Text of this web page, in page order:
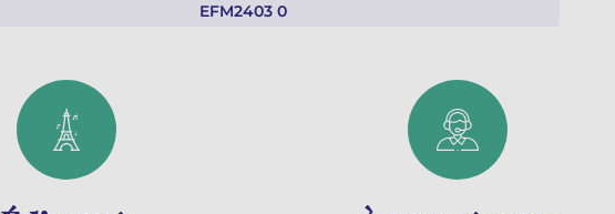
EFM2403 0